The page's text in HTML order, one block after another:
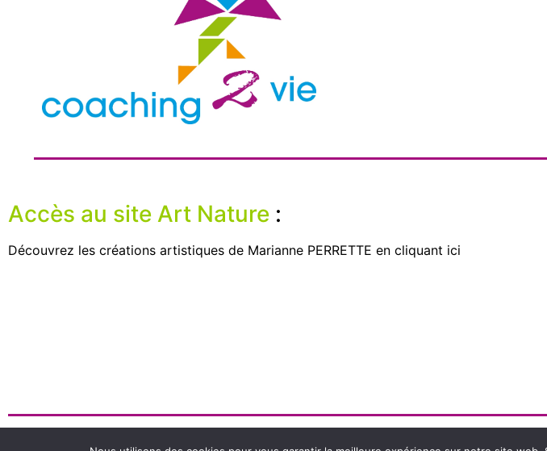
Accès au site Art Nature :
Découvrez les créations artistiques de Marianne PERRETTE en cliquant ici
Dernière mise à jour du site 14/05/2026